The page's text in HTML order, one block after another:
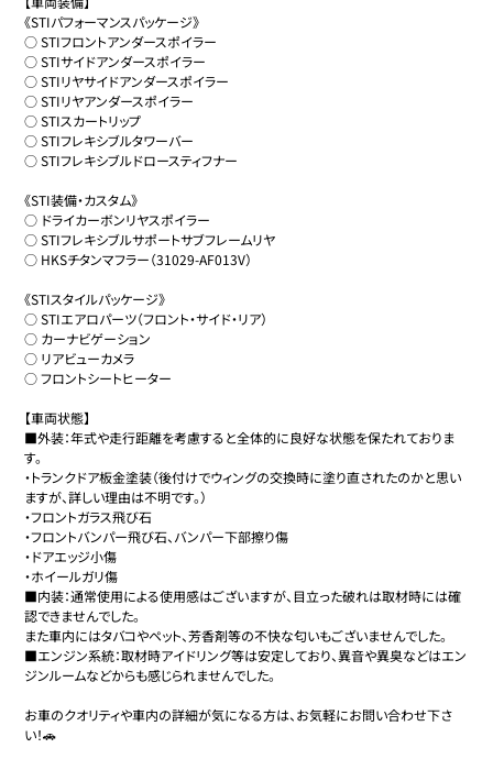
《STIパフォーマンスパッケージ》
○ STIフロントアンダースポイラー
○ STIサイドアンダースポイラー
○ STIリヤサイドアンダースポイラー
○ STIリヤアンダースポイラー
○ STIスカートリップ
○ STIフレキシブルタワーバー
○ STIフレキシブルドロースティフナー
《STI装備・カスタム》
○ ドライカーボンリヤスポイラー
○ STIフレキシブルサポートサブフレームリヤ
○ HKSチタンマフラー（31029-AF013V）
《STIスタイルパッケージ》
○ STIエアロパーツ（フロント・サイド・リア）
○ カーナビゲーション
○ リアビューカメラ
○ フロントシートヒーター
【車両状態】
■外装：年式や走行距離を考慮すると全体的に良好な状態を保たれておりま
す。
・トランクドア板金塗装（後付けでウィングの交換時に塗り直されたのかと思い
ますが、詳しい理由は不明です。）
・フロントガラス飛び石
・フロントバンパー飛び石、バンパー下部擦り傷
・ドアエッジ小傷
・ホイールガリ傷
■内装：通常使用による使用感はございますが、目立った破れは取材時には確
認できませんでした。
また車内にはタバコやペット、芳香剤等の不快な匂いもございませんでした。
■エンジン系統：取材時アイドリング等は安定しており、異音や異臭などはエン
ジンルームなどからも感じられませんでした。
お車のクオリティや車内の詳細が気になる方は、お気軽にお問い合わせ下さ
い！🚗